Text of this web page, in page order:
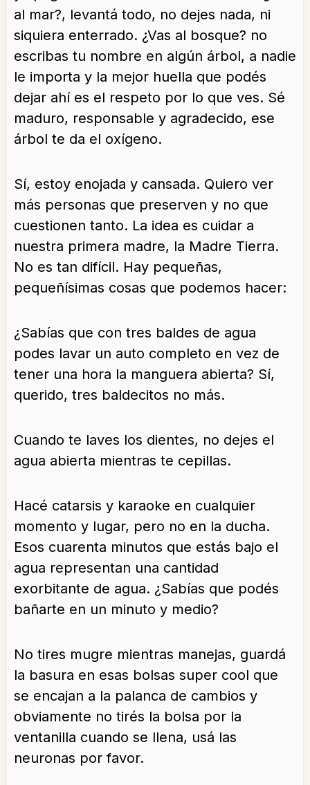
al mar?, levantá todo, no dejes nada, ni
siquiera enterrado. ¿Vas al bosque? no
escribas tu nombre en algún árbol, a nadie
le importa y la mejor huella que podés
dejar ahí es el respeto por lo que ves. Sé
maduro, responsable y agradecido, ese
árbol te da el oxígeno.
Sí, estoy enojada y cansada. Quiero ver
más personas que preserven y no que
cuestionen tanto. La idea es cuidar a
nuestra primera madre, la Madre Tierra.
No es tan difícil. Hay pequeñas,
pequeñísimas cosas que podemos hacer:
¿Sabías que con tres baldes de agua
podes lavar un auto completo en vez de
tener una hora la manguera abierta? Sí,
querido, tres baldecitos no más.
Cuando te laves los dientes, no dejes el
agua abierta mientras te cepillas.
Hacé catarsis y karaoke en cualquier
momento y lugar, pero no en la ducha.
Esos cuarenta minutos que estás bajo el
agua representan una cantidad
exorbitante de agua. ¿Sabías que podés
bañarte en un minuto y medio?
No tires mugre mientras manejas, guardá
la basura en esas bolsas super cool que
se encajan a la palanca de cambios y
obviamente no tirés la bolsa por la
ventanilla cuando se llena, usá las
neuronas por favor.